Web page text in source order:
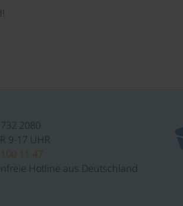
2080
9-17 UHR
11 47
Hotline aus Deutschland